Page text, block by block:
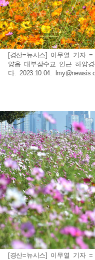
[경산=뉴시스] 이무열 기자
양읍 대부잠수교 인근 하양
다. 2023.10.04.
[경산=뉴시스] 이무열 기자